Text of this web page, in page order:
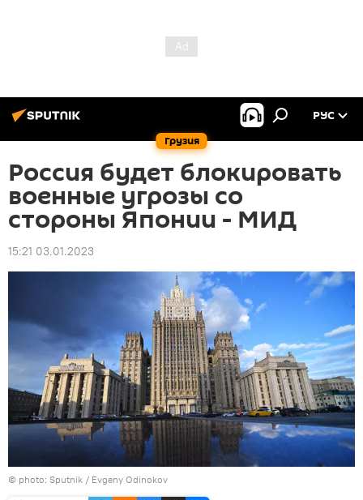
Грузия
РУС
Россия будет блокировать
военные угрозы со
стороны Японии - МИД
15:21 03.01.2023
© photo: Sputnik / Evgeny Odinokov